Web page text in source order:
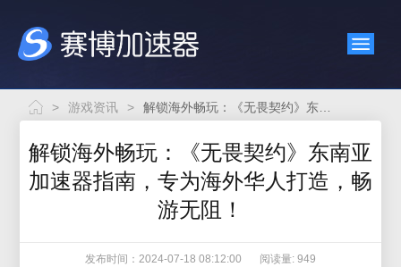
> 游戏资讯 >
解锁海外畅玩：《无畏契约》东南亚
加速器指南，专为海外华人打造，畅
游无阻！
发布时间：2024-07-18 08:12:00 阅读量: 949